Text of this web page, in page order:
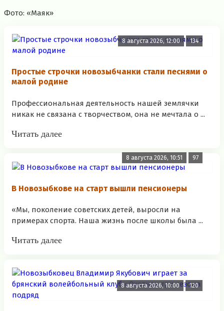
Фото: «Маяк»
8 августа 2026, 12:00 134
Простые строчки новозыбчанки стали песнями о
малой родине
Профессиональная деятельность нашей землячки
никак не связана с творчеством, она не мечтала о ...
Читать далее
8 августа 2026, 10:51 97
В Новозыбкове на старт вышли пенсионеры
«Мы, поколение советских детей, выросли на
примерах спорта. Наша жизнь после школы была ...
Читать далее
8 августа 2026, 10:00 120